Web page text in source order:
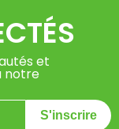
et
notre
S'inscrire